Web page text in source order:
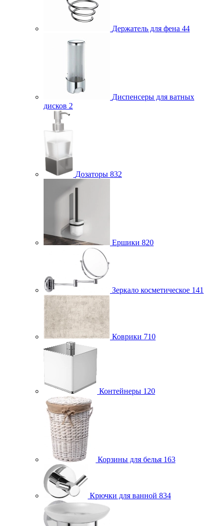
Держатель для фена 44
Диспенсеры для ватных
дисков 2
Дозаторы 832
Ершики 820
Зеркало косметическое 141
Коврики 710
Контейнеры 120
Корзины для белья 163
Крючки для ванной 834